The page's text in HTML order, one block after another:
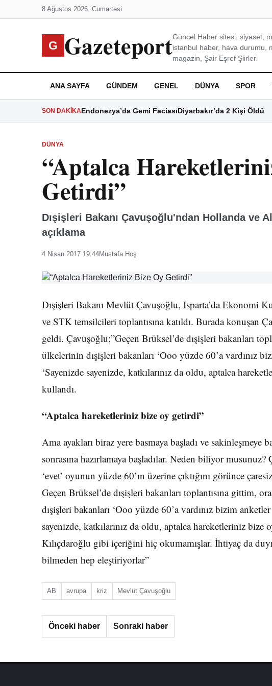
8 Ağustos 2026, Cumartesi
G GazeteportGüncel Haber sitesi, siyaset,
istanbul haber, hava durumu,
magazin, Şair Eşref Şiirleri
ANA SAYFA GÜNDEM GENEL DÜNYA SPOR
SON DAKIKAEndonezya’da Gemi FaciasıDiyarbakır’da 2 Kişi Öldü
DÜNYA
“Aptalca
Getirdi”
Dışişleri Bakanı Çavuşoğlu'ndan Hollanda ve
açıklama
4 Nisan 2017 19:44Mustafa Hoş
Dışişleri Bakanı Mevlüt Çavuşoğlu, Isparta’da Ekonomi
ve STK temsilcileri toplantısına katıldı. Burada konuşan
geldi. Çavuşoğlu;”Geçen Brüksel’de dışişleri bakanları
ülkelerinin dışişleri bakanları ‘Ooo yüzde 60’a vardınız
‘Sayenizde sayenizde, katkılarınız da oldu, aptalca
kullandı.
“Aptalca hareketleriniz bize oy getirdi”
Ama ayakları biraz yere basmaya başladı ve
sonrasına hazırlamaya başladılar. Neden biliyor
‘evet’ oyunun yüzde 60’ın üzerine çıktığını görünce
Geçen Brüksel’de dışişleri bakanları toplantısına gittim,
dışişleri bakanları ‘Ooo yüzde 60’a vardınız bizim
sayenizde, katkılarınız da oldu, aptalca hareketleriniz
Kılıçdaroğlu gibi içeriğini hiç okumamışlar. İhtiyaç da
bilmeden hep eleştiriyorlar”
AB avrupa kriz Mevlüt Çavuşoğlu
Önceki haber Sonraki haber